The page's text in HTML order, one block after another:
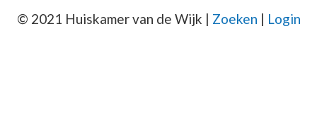
© 2021 Huiskamer van de Wijk | Zoeken | Login